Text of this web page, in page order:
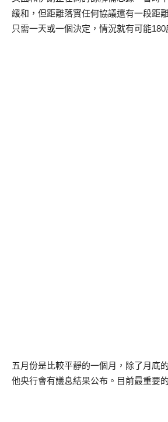
緩和，但距離落實任何協議還有一段距
只需一天或一個決定，情況就有可能180
五月份是比較平靜的一個月，除了月底
他央行會有議息結果公布。目前最重要